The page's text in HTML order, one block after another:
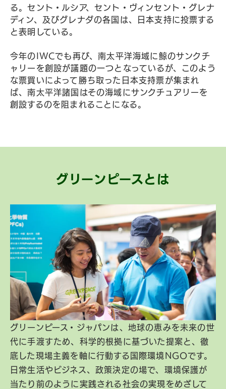
る。セント・ルシア、セント・ヴィンセント・グレナ
ディン、及びグレナダの各国は、日本支持に投票する
と表明している。
今年のIWCでも再び、南太平洋海域に鯨のサンクチ
ャリーを創設が議題の一つとなっているが、このよう
な票買いによって勝ち取った日本支持票が集まれ
ば、南太平洋諸国はその海域にサンクチュアリーを
創設するのを阻まれることになる。
グリーンピースとは
グリーンピース・ジャパンは、地球の恵みを未来の世
代に手渡すため、科学的根拠に基づいた提案と、徹
底した現場主義を軸に行動する国際環境NGOです。
日常生活やビジネス、政策決定の場で、環境保護が
当たり前のように実践される社会の実現をめざして